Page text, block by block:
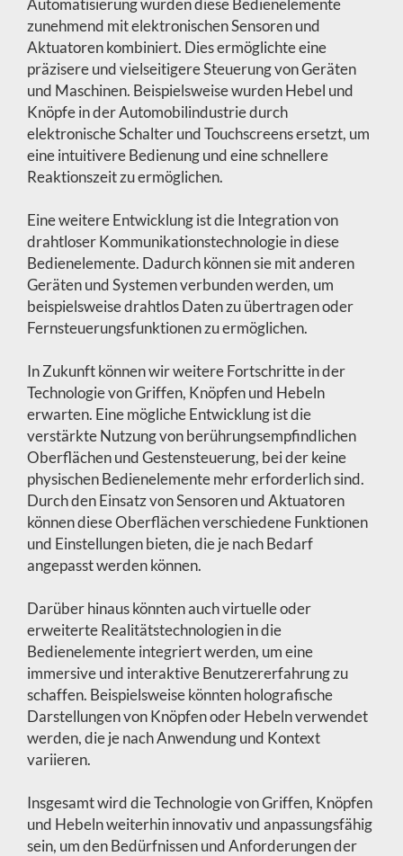
Automatisierung wurden diese Bedienelemente
zunehmend mit elektronischen Sensoren und
Aktuatoren kombiniert. Dies ermöglichte eine
präzisere und vielseitigere Steuerung von Geräten
und Maschinen. Beispielsweise wurden Hebel und
Knöpfe in der Automobilindustrie durch
elektronische Schalter und Touchscreens ersetzt, um
eine intuitivere Bedienung und eine schnellere
Reaktionszeit zu ermöglichen.
Eine weitere Entwicklung ist die Integration von
drahtloser Kommunikationstechnologie in diese
Bedienelemente. Dadurch können sie mit anderen
Geräten und Systemen verbunden werden, um
beispielsweise drahtlos Daten zu übertragen oder
Fernsteuerungsfunktionen zu ermöglichen.
In Zukunft können wir weitere Fortschritte in der
Technologie von Griffen, Knöpfen und Hebeln
erwarten. Eine mögliche Entwicklung ist die
verstärkte Nutzung von berührungsempfindlichen
Oberflächen und Gestensteuerung, bei der keine
physischen Bedienelemente mehr erforderlich sind.
Durch den Einsatz von Sensoren und Aktuatoren
können diese Oberflächen verschiedene Funktionen
und Einstellungen bieten, die je nach Bedarf
angepasst werden können.
Darüber hinaus könnten auch virtuelle oder
erweiterte Realitätstechnologien in die
Bedienelemente integriert werden, um eine
immersive und interaktive Benutzererfahrung zu
schaffen. Beispielsweise könnten holografische
Darstellungen von Knöpfen oder Hebeln verwendet
werden, die je nach Anwendung und Kontext
variieren.
Insgesamt wird die Technologie von Griffen, Knöpfen
und Hebeln weiterhin innovativ und anpassungsfähig
sein, um den Bedürfnissen und Anforderungen der